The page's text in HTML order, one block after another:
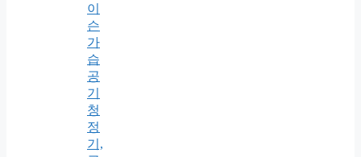
이
슨
가
습
공
기
청
정
기,